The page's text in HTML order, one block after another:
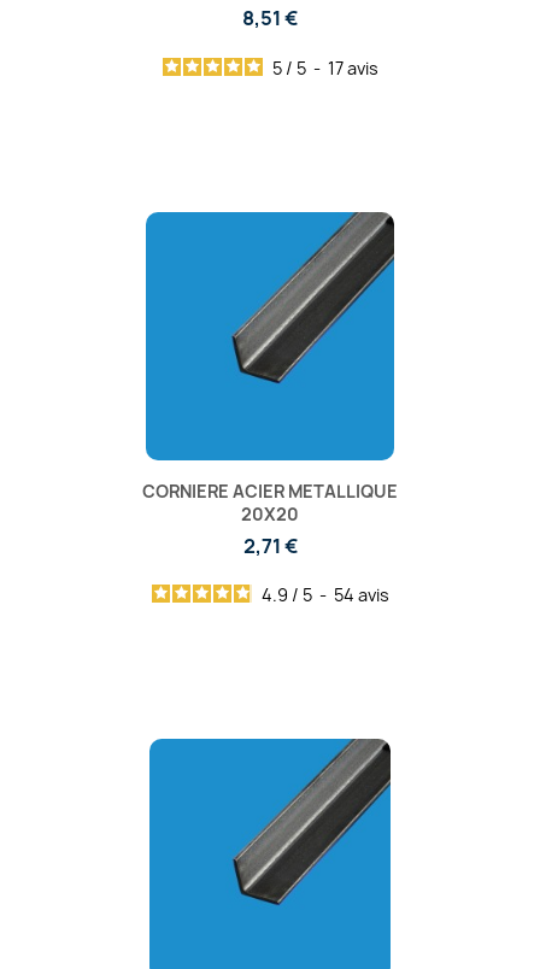
8,51 €
5 / 5 - 17avis
CORNIERE ACIER METALLIQUE
20X20
2,71 €
4.9 / 5 - 54 avis